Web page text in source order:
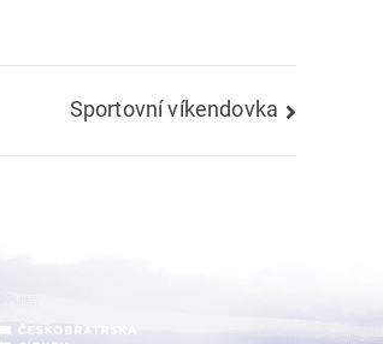
Sportovní víkendovka